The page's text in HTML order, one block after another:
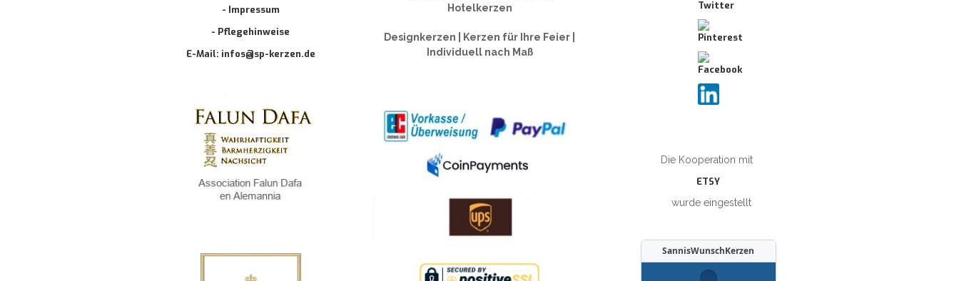
- Impressum
- Pflegehinweise
E-Mail: infos@sp-kerzen.de
Hotelkerzen
Designkerzen | Kerzen für Ihre Feier |
Individuell nach Maß
Die Kooperation mit
ETSY
wurde eingestellt
SannisWunschKerzen